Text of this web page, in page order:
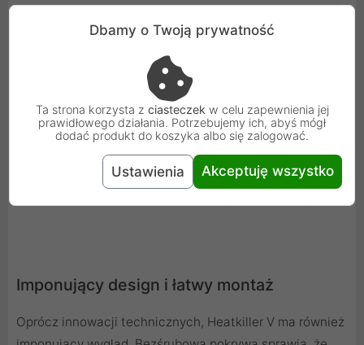
Imponujący design i łatwy montaż
Oprócz innowacji technicznych, Heatkiller V ma również
Dbamy o Twoją prywatność
Ta strona korzysta z ciasteczek w celu zapewnienia jej
prawidłowego działania. Potrzebujemy ich, abyś mógł
dodać produkt do koszyka albo się zalogować.
Ustawienia Akceptuję wszystko